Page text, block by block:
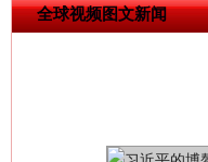
全球视频图文新闻